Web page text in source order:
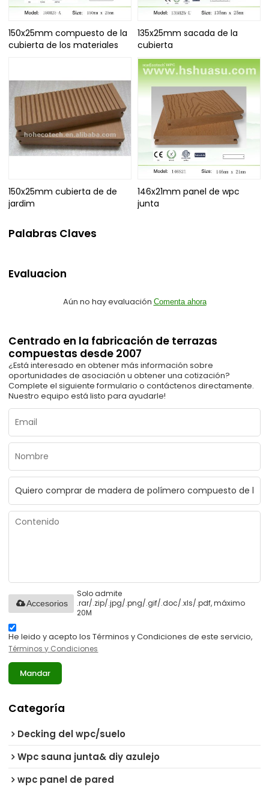
150x25mm compuesto de la
cubierta de los materiales
135x25mm sacada de la
cubierta
150x25mm cubierta de de
jardim
146x21mm panel de wpc
junta
Palabras Claves
Evaluacion
Aún no hay evaluación Comenta ahora
Centrado en la fabricación de terrazas
compuestas desde 2007
¿Está interesado en obtener más información sobre
oportunidades de asociación u obtener una cotización?
Complete el siguiente formulario o contáctenos directamente.
Nuestro equipo está listo para ayudarle!
Solo admite
.rar/.zip/.jpg/.png/.gif/.doc/.xls/.pdf, máximo
20M
Accesorios
He leido y acepto los Términos y Condiciones de este servicio,
Términos y Condiciones
Mandar
Categoría
Decking del wpc/suelo
Wpc sauna junta& diy azulejo
wpc panel de pared